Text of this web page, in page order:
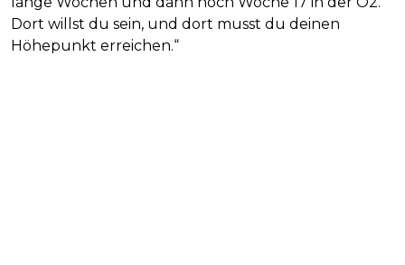
Dort willst du sein, und dort musst du deinen
Höhepunkt erreichen.“